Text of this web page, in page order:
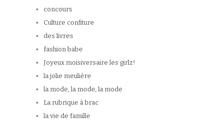
concours
Culture confiture
des livres
fashion babe
Joyeux moisiversaire les girlz!
la jolie meulière
la mode, la mode, la mode
La rubrique à brac
la vie de famille